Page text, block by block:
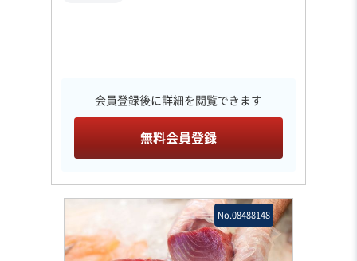
会員登録後に詳細を閲覧できます
無料会員登録
No.08488148